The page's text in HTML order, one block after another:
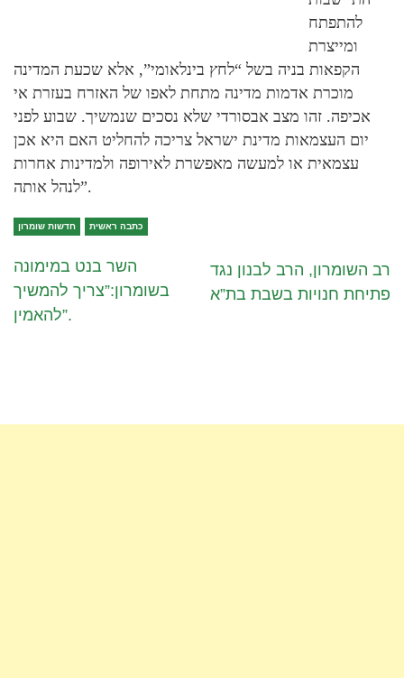
להתפתח
ומייצרת
הקפאות בניה בשל “לחץ בינלאומי”, אלא שכעת המדינה
מוכרת אדמות מדינה מתחת לאפו של האזרח בעזרת אי
אכיפה. זהו מצב אבסורדי שלא נסכים שנמשיך. שבוע לפני
יום העצמאות מדינת ישראל צריכה להחליט האם היא אכן
עצמאית או למעשה מאפשרת לאירופה ולמדינות אחרות
לנהל אותה”.
חדשות שומרון כתבה ראשית
השר בנט במימונה
בשומרון:”צריך להמשיך
להאמין”.
רב השומרון, הרב לבנון נגד
פתיחת חנויות בשבת בת”א